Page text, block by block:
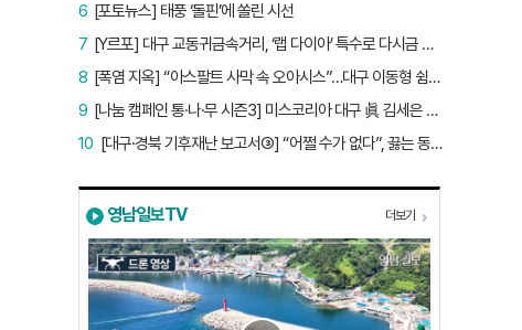
[포토뉴스] 태풍 ‘돌핀’에 쏠린 시선
6
[Y르포] 대구 교동귀금속거리, ‘랩 다이아’ 특수로 다시금 활기…“반짝 인기 의존 않는 지속 가능 성장 동력 마련해야”
7
[폭염 지옥] “아스팔트 사막 속 오아시스”…대구 이동형 쉼터 버스 ‘북적’, 지하철역도 ‘바글’
8
[나눔 캠페인 통·나·무 시즌3] 미스코리아 대구 眞 김세은 “내가 받은 응원, 다음 사람에게”
9
[대구·경북 기후재난 보고서③] “어쩔 수가 없다”, 끓는 동해…‘절멸 위기’ 경북 수산업
10
영남일보TV 더보기